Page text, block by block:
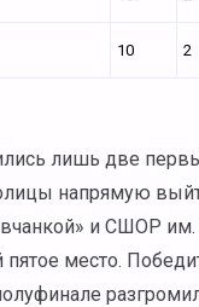
10 2
лишь две
напрямую
и СШОР им.
место.